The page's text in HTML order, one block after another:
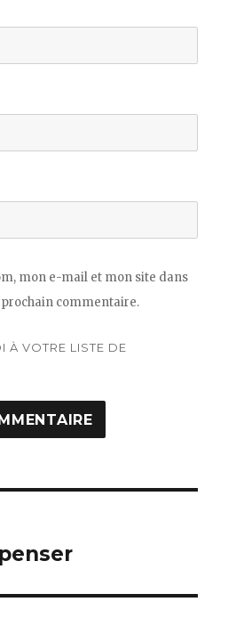
mon e-mail et mon site dans
commentaire.
À VOTRE LISTE DE